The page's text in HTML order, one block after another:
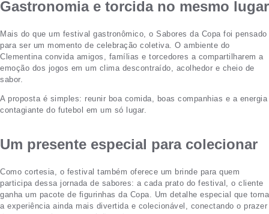
Gastronomia e torcida no mesmo lugar
Mais do que um festival gastronômico, o Sabores da Copa foi pensado
para ser um momento de celebração coletiva. O ambiente do
Clementina convida amigos, famílias e torcedores a compartilharem a
emoção dos jogos em um clima descontraído, acolhedor e cheio de
sabor.
A proposta é simples: reunir boa comida, boas companhias e a energia
contagiante do futebol em um só lugar.
Um presente especial para colecionar
Como cortesia, o festival também oferece um brinde para quem
participa dessa jornada de sabores: a cada prato do festival, o cliente
ganha um pacote de figurinhas da Copa. Um detalhe especial que torna
a experiência ainda mais divertida e colecionável, conectando o prazer